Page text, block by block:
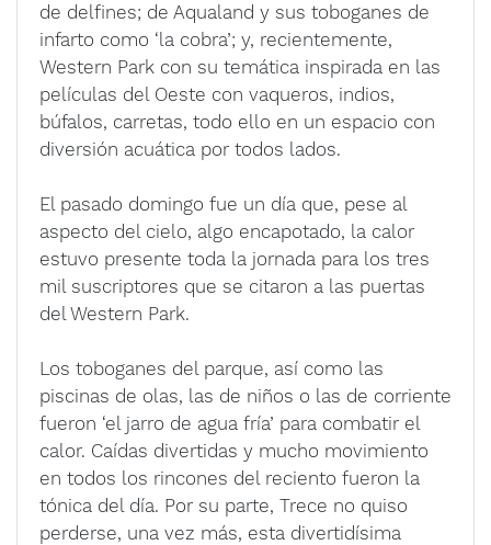
de delfines; de Aqualand y sus toboganes de
infarto como ‘la cobra’; y, recientemente,
Western Park con su temática inspirada en las
películas del Oeste con vaqueros, indios,
búfalos, carretas, todo ello en un espacio con
diversión acuática por todos lados.
El pasado domingo fue un día que, pese al
aspecto del cielo, algo encapotado, la calor
estuvo presente toda la jornada para los tres
mil suscriptores que se citaron a las puertas
del Western Park.
Los toboganes del parque, así como las
piscinas de olas, las de niños o las de corriente
fueron ‘el jarro de agua fría’ para combatir el
calor. Caídas divertidas y mucho movimiento
en todos los rincones del reciento fueron la
tónica del día. Por su parte, Trece no quiso
perderse, una vez más, esta divertidísima